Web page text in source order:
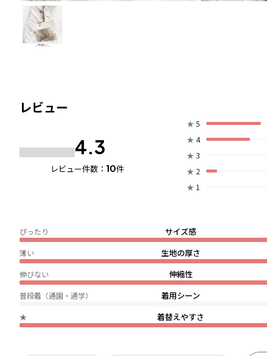
レビュー
4.3
レビュー件数： 10件
★ 5
★ 4
★ 3
★ 2
★ 1
サイズ感
ぴったり
生地の厚さ
薄い
伸縮性
伸びない
着用シーン
普段着（通園・通学）
着替えやすさ
★